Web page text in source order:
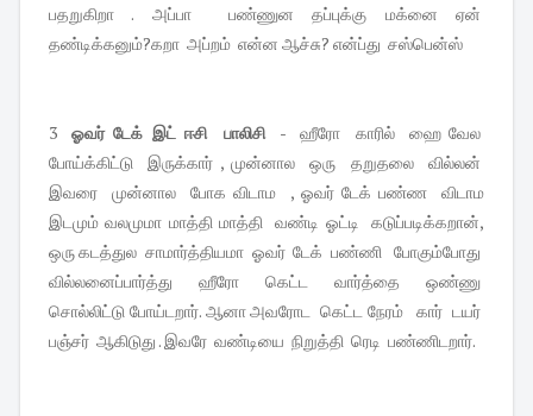
பதறுகிறா . அப்பா பண்ணுன தப்புக்கு மக்னை ஏன்
தண்டிக்கனும்?கறா அப்றம் என்ன ஆச்சு? என்ப்து சஸ்பென்ஸ்
3ஓவர் டேக் இட் ஈசி பாலிசி
- ஹீரோ காரில் ஹை வேல
போய்க்கிட்டு இருக்கார் , முன்னால ஒரு தறுதலை வில்லன்
இவரை முன்னால போக விடாம , ஓவர் டேக் பண்ண விடாம
இடமும் வலமுமா மாத்தி மாத்தி வண்டி ஓட்டி கடுப்படிக்கறான்,
ஒரு கடத்துல சாமார்த்தியமா ஓவர் டேக் பண்ணி போகும்போது
வில்லனைப்பார்த்து ஹீரோ கெட்ட வார்த்தை ஒண்ணு
சொல்லிட்டு போய்டறார். ஆனா அவரோட கெட்ட நேரம் கார் டயர்
பஞ்சர் ஆகிடுது . இவரே வண்டியை நிறுத்தி ரெடி பண்ணிடறார்.